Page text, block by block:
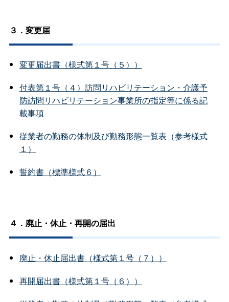
３．変更届
変更届出書（様式第１号（５））
付表第１号（４）訪問リハビリテーション・介護予
防訪問リハビリテーション事業所の指定等に係る記
載事項
従業者の勤務の体制及び勤務形態一覧表（参考様式
１）
誓約書（標準様式６）
４．廃止・休止・再開の届出
廃止・休止届出書（様式第１号（７））
再開届出書（様式第１号（６））